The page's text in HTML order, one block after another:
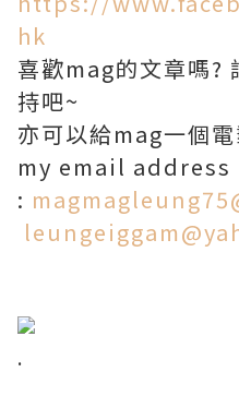
hk
喜歡mag的文章嗎?
持吧~
亦可以給mag一個
my email address
:
.